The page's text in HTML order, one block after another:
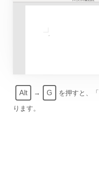
Alt → G
を押すと、
ります。